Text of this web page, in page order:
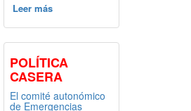
Leer más
POLÍTICA
CASERA
El comité autonómico
de Emergencias